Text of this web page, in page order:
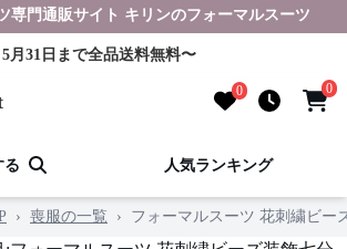
専門通販サイト キリンのフォーマルスーツ
5月31日まで全品送料無料〜
0 0
る 人気ランキング
› 喪服の一覧 › フォーマルスーツ 花刺繍ビー